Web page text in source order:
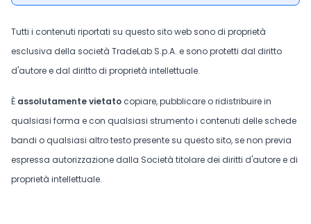
Tutti i contenuti riportati su questo sito web sono di proprietà
esclusiva della società TradeLab S.p.A. e sono protetti dal diritto
d'autore e dal diritto di proprietà intellettuale.
È assolutamente vietato copiare, pubblicare o ridistribuire in
qualsiasi forma e con qualsiasi strumento i contenuti delle schede
bandi o qualsiasi altro testo presente su questo sito, se non previa
espressa autorizzazione dalla Società titolare dei diritti d'autore e di
proprietà intellettuale.